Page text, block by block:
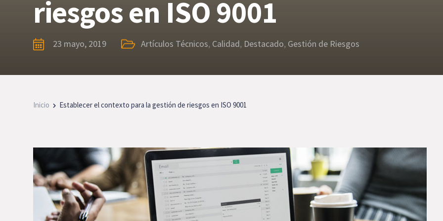
riesgos en ISO 9001
23 mayo, 2019 Artículos Técnicos, Calidad, Destacado, Gestión de Riesgos
Inicio Establecer el contexto para la gestión de riesgos en ISO 9001